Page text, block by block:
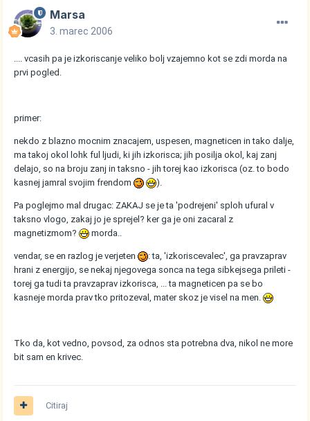
Marsa
3. marec 2006
.... vcasih pa je izkoriscanje veliko bolj vzajemno kot se zdi morda na
prvi pogled.
primer:
nekdo z blazno mocnim znacajem, uspesen, magneticen in tako dalje,
ma takoj okol lohk ful ljudi, ki jih izkorisca; jih posilja okol, kaj zanj
delajo, so na broju zanj in taksno - jih torej kao izkorisca (oz. to bodo
kasnej jamral svojim frendom
).
Pa poglejmo mal drugac: ZAKAJ se je ta 'podrejeni' sploh ufural v
taksno vlogo, zakaj jo je sprejel? ker ga je oni zacaral z
magnetizmom?
morda..
vendar, se en razlog je verjeten
: ta, 'izkoriscevalec', ga pravzaprav
hrani z energijo, se nekaj njegovega sonca na tega sibkejsega prileti -
torej ga tudi ta pravzaprav izkorisca, ... ta magneticen pa se bo
kasneje morda prav tko pritozeval, mater skoz je visel na men.
Tko da, kot vedno, povsod, za odnos sta potrebna dva, nikol ne more
bit sam en krivec.
Citiraj